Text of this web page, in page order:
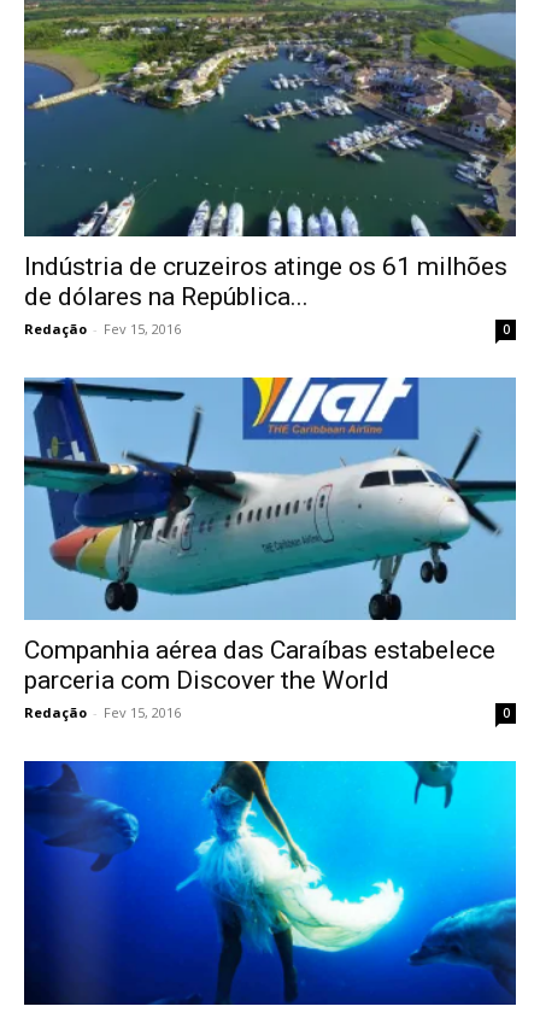
Indústria de cruzeiros atinge os 61 milhões
de dólares na República...
Redação - Fev 15, 2016 0
Companhia aérea das Caraíbas estabelece
parceria com Discover the World
Redação - Fev 15, 2016 0